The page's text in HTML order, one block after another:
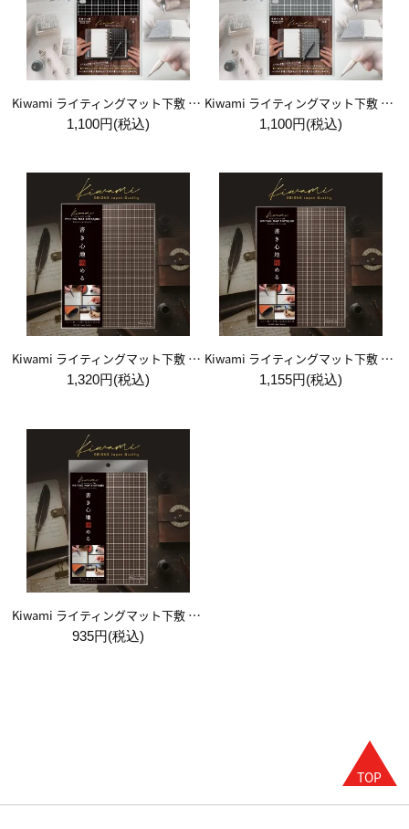
Kiwami ライティングマット下敷 システム手帳バイブルサイズ【黒】
1,100円(税込)
Kiwami ライティングマット下敷 システム手帳バイブルサイズ【月影】
1,100円(税込)
Kiwami ライティングマット下敷 A4+【ブラウン&キャメル】
1,320円(税込)
Kiwami ライティングマット下敷 B5+【ブラウン&キャメル】
1,155円(税込)
Kiwami ライティングマット下敷 A5【ブラウン&キャメル】
935円(税込)